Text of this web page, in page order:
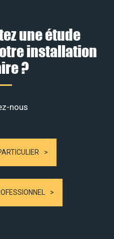
une étude
installation
?
nous